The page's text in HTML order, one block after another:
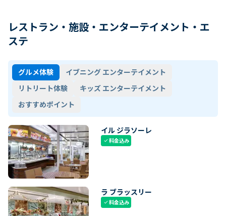
レストラン・施設・エンターテイメント・エ
ステ
グルメ体験
イブニング エンターテイメント
リトリート体験
キッズ エンターテイメント
おすすめポイント
イル ジラソーレ
check料金込み
ラ ブラッスリー
check料金込み